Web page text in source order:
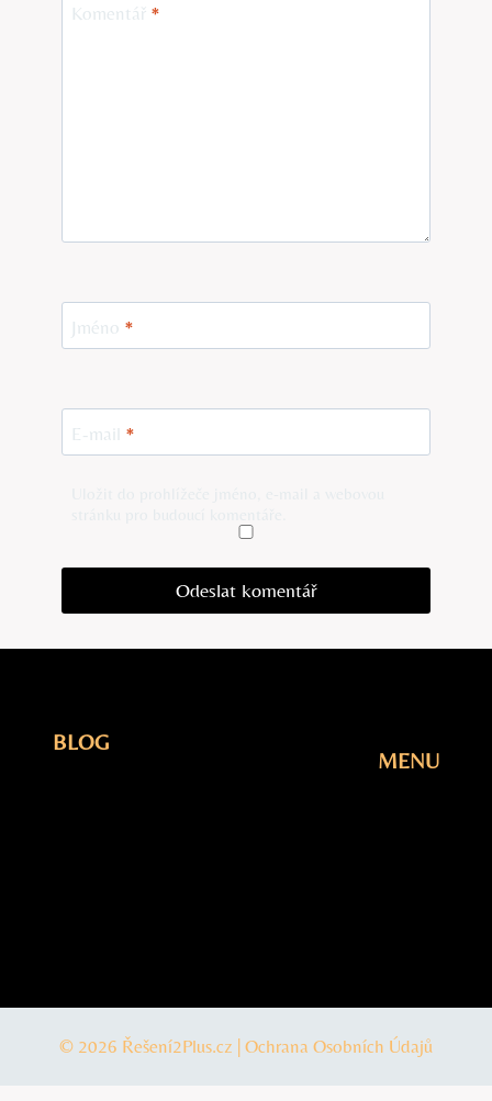
Komentář *
Jméno *
E-mail *
BLOG
MENU
© 2026 Řešení2Plus.cz | Ochrana Osobních Údajů